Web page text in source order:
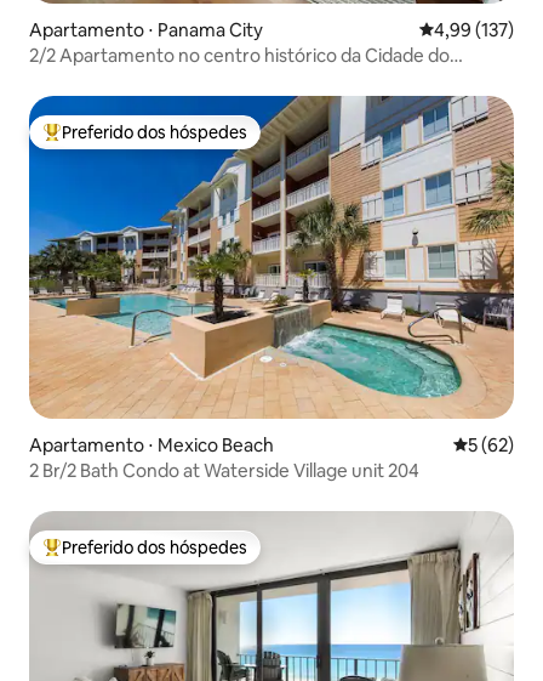
Apartamento ⋅ Panama City 4,99 de uma
4,99 (137)
2/2 Apartamento no centro histórico da Cidade do
Entre os melhores preferidos dos hóspedes
Preferido dos hóspedes
Apartamento ⋅ Mexico Beach 5 de uma
5 (62)
2 Br/2 Bath Condo at Waterside Village unit 204
Entre os melhores preferidos dos hóspedes
Preferido dos hóspedes